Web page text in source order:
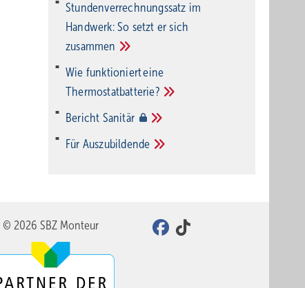
Stundenverrechnungssatz im
Handwerk: So setzt er sich
zusammen
Wie funktioniert eine
Thermostatbatterie?
Bericht Sanitär
Für Auszubildende
© 2026 SBZ Monteur